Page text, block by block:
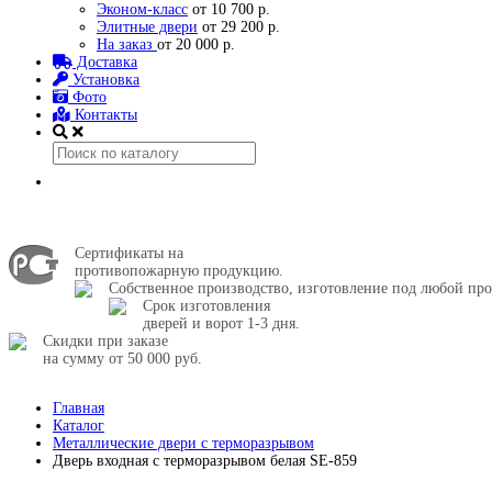
Эконом-класс от 10 700 р.
Элитные двери от 29 200 р.
На заказ от 20 000 р.
Доставка
Установка
Фото
Контакты
Сертификаты на
противопожарную продукцию.
Собственное производство, изготовление под любой
Срок изготовления
дверей и ворот 1-3 дня.
Скидки при заказе
на сумму от 50 000 руб.
Главная
Каталог
Металлические двери с терморазрывом
Дверь входная с терморазрывом белая SE-859